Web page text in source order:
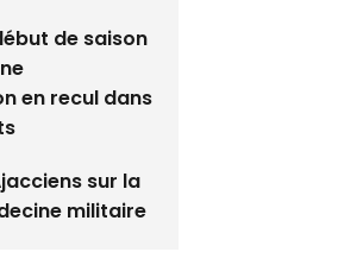
de saison
en recul dans
sur la
militaire